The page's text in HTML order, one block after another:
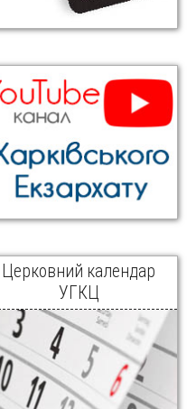
Церковний календар
УГКЦ